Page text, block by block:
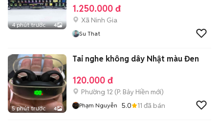
4 phút trước 4
1.250.000 đ
Xã Ninh Gia
Su That
5 phút trước 4
Tai nghe không dây Nhật màu Đen
120.000 đ
Phường 12 (P. Bảy Hiền mới)
Phạm Nguyễn 5.0 11 đã bán